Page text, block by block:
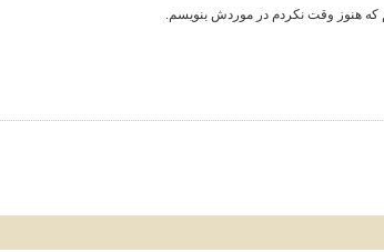
که هنوز وقت نکردم در موردش بنویسم.